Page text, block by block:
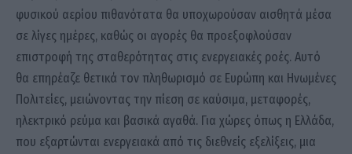
φυσικού αερίου πιθανότατα θα υποχωρούσαν αισθητά μέσα
σε λίγες ημέρες, καθώς οι αγορές θα προεξοφλούσαν
επιστροφή της σταθερότητας στις ενεργειακές ροές. Αυτό
θα επηρέαζε θετικά τον πληθωρισμό σε Ευρώπη και Ηνωμένες
Πολιτείες, μειώνοντας την πίεση σε καύσιμα, μεταφορές,
ηλεκτρικό ρεύμα και βασικά αγαθά. Για χώρες όπως η Ελλάδα,
που εξαρτώνται ενεργειακά από τις διεθνείς εξελίξεις, μια